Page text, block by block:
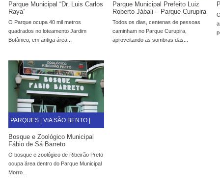
Parque Municipal “Dr. Luis Carlos
Raya”
O Parque ocupa 40 mil metros
quadrados no loteamento Jardim
Botânico, em antiga área...
Parque Municipal Prefeito Luiz
Roberto Jábali – Parque Curupira
Todos os dias, centenas de pessoas
caminham no Parque Curupira,
aproveitando as sombras das...
PARQUES | VIA SÃO BENTO |
Bosque e Zoológico Municipal
Fábio de Sá Barreto
O bosque e zoológico de Ribeirão Preto
ocupa área dentro do Parque Municipal
Morro...